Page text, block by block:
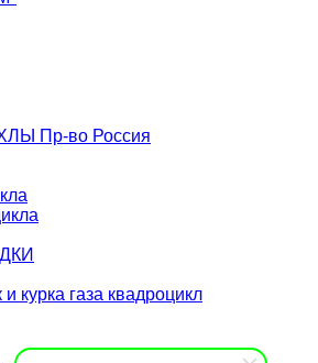
Пр-во Россия
курка газа квадроцикл